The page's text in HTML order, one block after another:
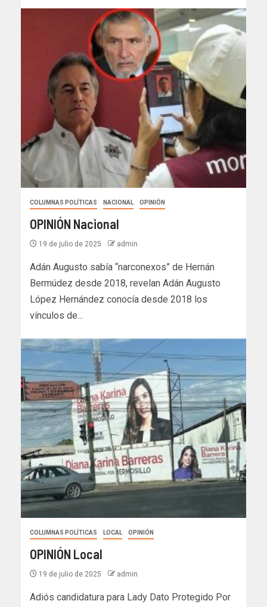
COLUMNAS POLÍTICAS NACIONAL OPINIÓN
OPINIÓN Nacional
19 de julio de 2025 admin
Adán Augusto sabía “narconexos” de Hernán
Bermúdez desde 2018, revelan Adán Augusto
López Hernández conocía desde 2018 los
vínculos de...
COLUMNAS POLÍTICAS LOCAL OPINIÓN
OPINIÓN Local
19 de julio de 2025 admin
Adiós candidatura para Lady Dato Protegido Por